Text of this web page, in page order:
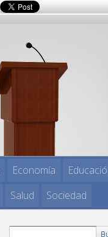
Economía
Salud Sociedad